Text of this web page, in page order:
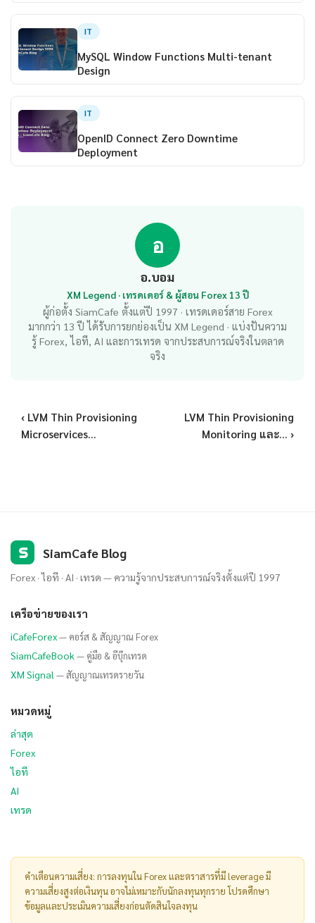
IT
MySQL Window Functions Multi-tenant
Design
IT
OpenID Connect Zero Downtime
Deployment
อ
อ.บอม
XM Legend · เทรดเดอร์ & ผู้สอน Forex 13 ปี
ผู้ก่อตั้ง SiamCafe ตั้งแต่ปี 1997 · เทรดเดอร์สาย Forex
มากกว่า 13 ปี ได้รับการยกย่องเป็น XM Legend · แบ่งปันความ
รู้ Forex, ไอที, AI และการเทรด จากประสบการณ์จริงในตลาด
จริง
‹ LVM Thin Provisioning
Microservices...
LVM Thin Provisioning
Monitoring และ... ›
S SiamCafe Blog
Forex · ไอที · AI · เทรด — ความรู้จากประสบการณ์จริงตั้งแต่ปี 1997
เครือข่ายของเรา
iCafeForex— คอร์ส & สัญญาณ Forex
SiamCafeBook— คู่มือ & อีบุ๊กเทรด
XM Signal — สัญญาณเทรดรายวัน
หมวดหมู่
ล่าสุด
Forex
ไอที
AI
เทรด
คำเตือนความเสี่ยง: การลงทุนใน Forex และตราสารที่มี leverage มี
ความเสี่ยงสูงต่อเงินทุน อาจไม่เหมาะกับนักลงทุนทุกราย โปรดศึกษา
ข้อมูลและประเมินความเสี่ยงก่อนตัดสินใจลงทุน